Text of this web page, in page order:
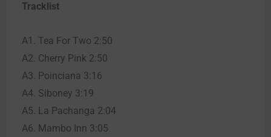
Tracklist
A1. Tea For Two 2:50
A2. Cherry Pink 2:50
A3. Poinciana 3:16
A4. Siboney 3:19
A5. La Pachanga 2:04
A6. Mambo Inn 3:05